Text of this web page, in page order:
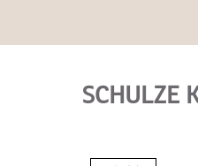
SCHULZE